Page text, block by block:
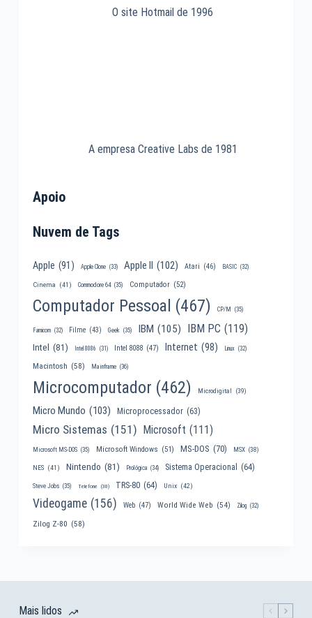
O site Hotmail de 1996
A empresa Creative Labs de 1981
Apoio
Nuvem de Tags
Apple (91) Apple Clone (33) Apple II (102) Atari (46) BASIC (32)
Cinema (41) Commodore 64 (35) Computador (52)
Computador Pessoal (467) CP/M (35)
Famicom (32) Filme (43) Geek (35) IBM (105) IBM PC (119)
Intel (81) Intel 8086 (31) Intel 8088 (47) Internet (98) Linux (32)
Macintosh (58) Mainframe (36)
Microcomputador (462) Microdigital (39)
Micro Mundo (103) Microprocessador (63)
Micro Sistemas (151) Microsoft (111)
Microsoft MS-DOS (35) Microsoft Windows (51) MS-DOS (70) MSX (38)
NES (41) Nintendo (81) Prológica (34) Sistema Operacional (64)
Steve Jobs (35) Telefone (30) TRS-80 (64) Unix (42)
Videogame (156) Web (47) World Wide Web (54) Zilog (32)
Zilog Z-80 (58)
Mais lidos